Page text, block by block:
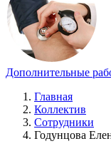
Дополнительные
Главная
Коллектив
Сотрудники
Годунцова